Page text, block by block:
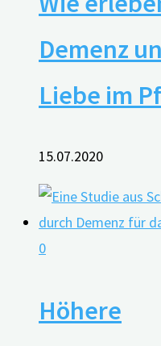
Demenz
Liebe im
15.07.2020
0
Höhere